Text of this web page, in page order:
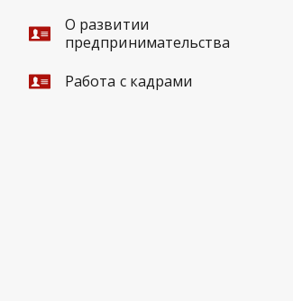
О развитии
предпринимательства
Работа с кадрами